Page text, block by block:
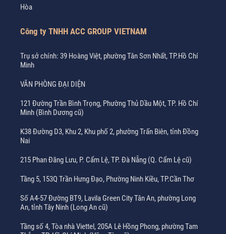
Hòa
Công ty TNHH ACC GROUP VIETNAM
Trụ sở chính: 39 Hoàng Việt, phường Tân Sơn Nhất, TP.Hồ Chí
Minh
VĂN PHÒNG ĐẠI DIỆN
121 Đường Trần Bình Trọng, Phường Thủ Dầu Một, TP. Hồ Chí
Minh (Bình Dương cũ)
K38 Đường D3, Khu 2, Khu phố 2, phường Trấn Biên, tỉnh Đồng
Nai
215 Phan Đăng Lưu, P. Cẩm Lệ, TP. Đà Nẵng (Q. Cẩm Lệ cũ)
Tầng 5, 153Q Trần Hưng Đạo, Phường Ninh Kiều, TP.Cần Thơ
Số A4-57 Đường BT9, Lavila Green City Tân An, phường Long
An, tỉnh Tây Ninh (Long An cũ)
Tầng số 4, Tòa nhà Viettel, 205A Lê Hồng Phong, phường Tam